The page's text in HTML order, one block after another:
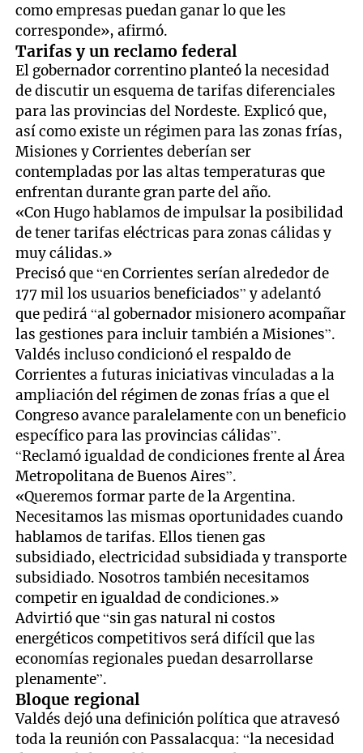
como empresas puedan ganar lo que les
corresponde», afirmó.
Tarifas y un reclamo federal
El gobernador correntino planteó la necesidad
de discutir un esquema de tarifas diferenciales
para las provincias del Nordeste. Explicó que,
así como existe un régimen para las zonas frías,
Misiones y Corrientes deberían ser
contempladas por las altas temperaturas que
enfrentan durante gran parte del año.
«Con Hugo hablamos de impulsar la posibilidad
de tener tarifas eléctricas para zonas cálidas y
muy cálidas.»
Precisó que “en Corrientes serían alrededor de
177 mil los usuarios beneficiados” y adelantó
que pedirá “al gobernador misionero acompañar
las gestiones para incluir también a Misiones”.
Valdés incluso condicionó el respaldo de
Corrientes a futuras iniciativas vinculadas a la
ampliación del régimen de zonas frías a que el
Congreso avance paralelamente con un beneficio
específico para las provincias cálidas”.
“Reclamó igualdad de condiciones frente al Área
Metropolitana de Buenos Aires”.
«Queremos formar parte de la Argentina.
Necesitamos las mismas oportunidades cuando
hablamos de tarifas. Ellos tienen gas
subsidiado, electricidad subsidiada y transporte
subsidiado. Nosotros también necesitamos
competir en igualdad de condiciones.»
Advirtió que “sin gas natural ni costos
energéticos competitivos será difícil que las
economías regionales puedan desarrollarse
plenamente”.
Bloque regional
Valdés dejó una definición política que atravesó
toda la reunión con Passalacqua: “la necesidad